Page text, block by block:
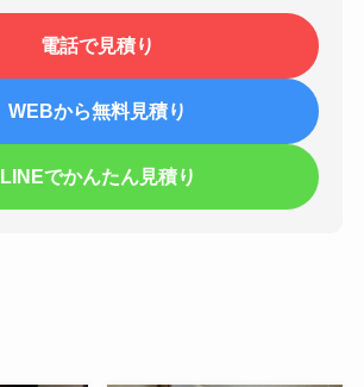
電話で見積り
WEBから無料見積り
LINEでかんたん見積り